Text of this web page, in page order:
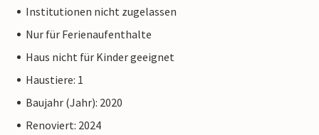
Institutionen nicht zugelassen
Nur für Ferienaufenthalte
Haus nicht für Kinder geeignet
Haustiere: 1
Baujahr (Jahr): 2020
Renoviert: 2024